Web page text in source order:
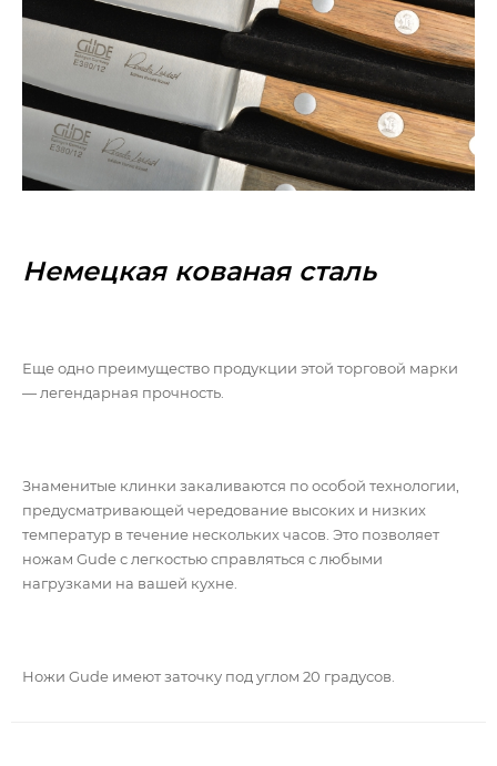
Немецкая кованая сталь
Еще одно преимущество продукции этой торговой марки
— легендарная прочность.
Знаменитые клинки закаливаются по особой технологии,
предусматривающей чередование высоких и низких
температур в течение нескольких часов. Это позволяет
ножам Gude с легкостью справляться с любыми
нагрузками на вашей кухне.
Ножи Gude имеют заточку под углом 20 градусов.